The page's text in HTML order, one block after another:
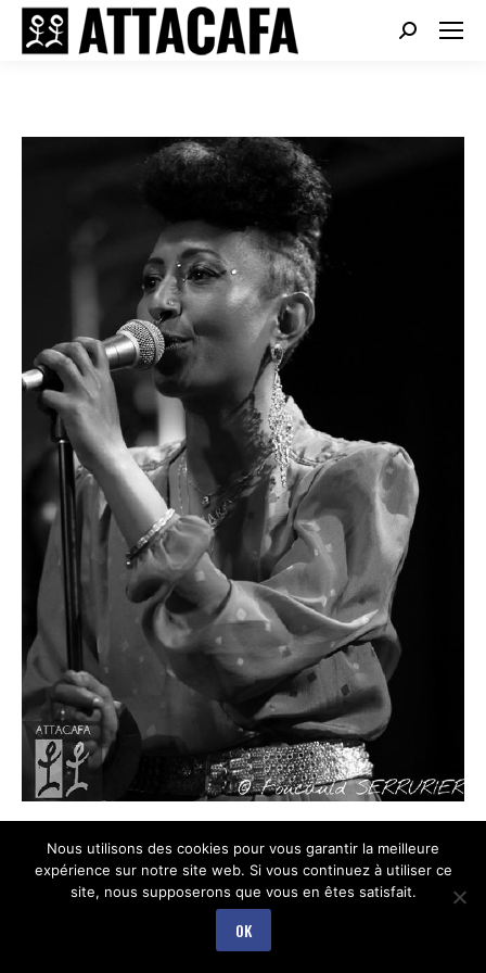
Search:
Nous utilisons des cookies pour vous garantir la meilleure
expérience sur notre site web. Si vous continuez à utiliser ce
site, nous supposerons que vous en êtes satisfait.
OK